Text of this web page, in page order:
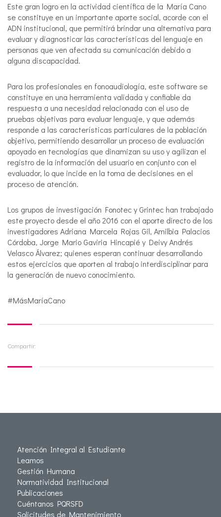
Este gran logro en la actividad científica de la María Cano
se constituye en un importante aporte social, acorde con el
ADN institucional, que permitirá brindar una alternativa para
evaluar y diagnosticar las características del lenguaje en
personas que ven afectada su comunicación debido a
alguna discapacidad.
Para los profesionales en fonoaudiología, este software se
constituye en una herramienta validada y confiable da
respuesta a una necesidad relacionada con el uso de
pruebas objetivas para evaluar lenguaje, y que además
responde a las características particulares de la población
objetivo, permitiendo desarrollar un proceso de evaluación
apoyado en tecnologías que dinamizan su uso y agilizan el
registro de la información del usuario en conjunto con el
evaluador, lo que incide en la toma de decisiones en el
proceso de atención.
Los grupos de investigación Fonotec y Grintec han trabajado
este proyecto desde el año 2016 con el aporte directo de los
investigadores Adriana Marcela Rojas Gil, Amilbia Palacios
Córdoba, Jorge Mario Gaviria Hincapié y Deivy Andrés
Velasco Álvarez; quienes esperan continuar desarrollando
estos ejercicios que aporten al trabajo interdisciplinar para
la generación de nuevo conocimiento.
#MásMaríaCano
Compartir:
Atención Integral al Estudiante
Leamos
Gestión Humana
Normatividad Institucional
Publicaciones
Cuéntanos PQRSFD
Solicitudes de Mantenimiento